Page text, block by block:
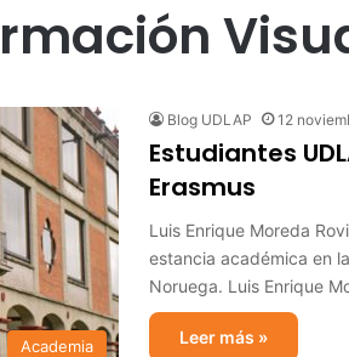
Academia
Blog UDLAP 12
Estudiantes
Erasmus
Luis Enrique Moreda
estancia académica en
Noruega. Luis Enrique
Leer más »